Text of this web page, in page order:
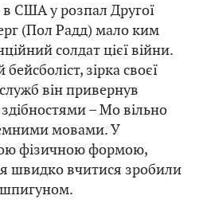
в США у розпал Другої
(Пол Радд) мало ким
солдат цієї війни.
зірка своєї
він привернув
– Мо вільно
мовами. У
фізичною формою,
швидко вчитися зробили